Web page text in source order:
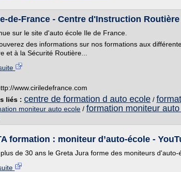
de-France - Centre d'Instruction
sur le site d'auto école Ile de France.
des informations sur nos formations aux
et à la Sécurité Routière...
www.ciriledefrance.com
liés : centre de formation d auto ecole /
moniteur auto ecole / formation moniteur
formation : moniteur d’auto-école -
de 30 ans le Greta Jura forme des moniteurs d'auto-